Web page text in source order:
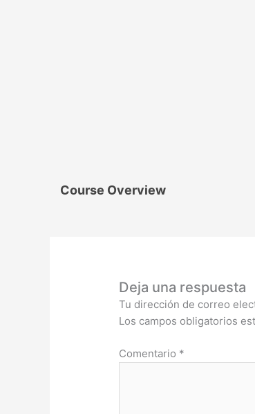
Course Overview
Deja una respuesta
Tu dirección de correo
Los campos obligatorios
Comentario *